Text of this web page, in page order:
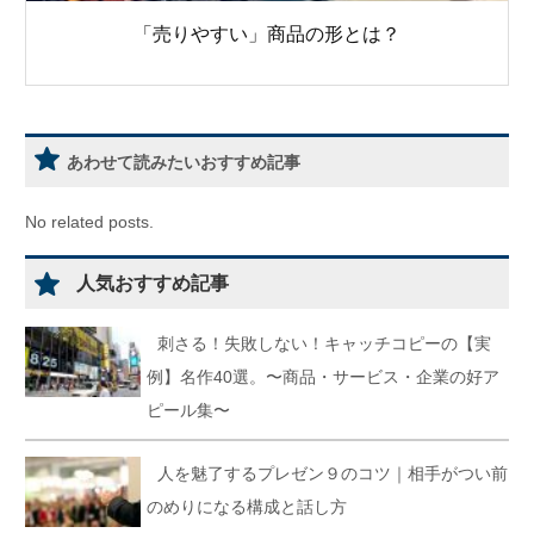
「売りやすい」商品の形とは？
あわせて読みたいおすすめ記事
No related posts.
人気おすすめ記事
刺さる！失敗しない！キャッチコピーの【実
例】名作40選。〜商品・サービス・企業の好ア
ピール集〜
人を魅了するプレゼン９のコツ｜相手がつい前
のめりになる構成と話し方